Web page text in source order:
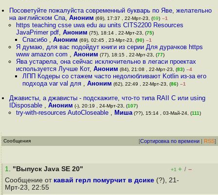
Посоветуйте пожалуйста современный букварь по Яве, желательно
на английском Спа,Аноним (69), 17:37 , 22-Мрт-23, (69) –1
https teaching csse uwa edu au units CITS2200 Resources
JavaPrimer pdf, Аноним (75), 18:14 , 22-Мрт-23, (75)
Спасибо , Аноним (69), 02:45 , 23-Мрт-23, (90) –1
Я думаю, для вас подойдут книги из серии Для дурачков https
www amazon com , Аноним (77), 18:15 , 22-Мрт-23, (77)
Ява устарела, она сейчас исключительно в легаси проектах
используется Лучше Кот, Аноним (84), 21:08 , 22-Мрт-23, (83) –4
ЛПП Кодеры со стажем часто недолюбливают Kotlin из-за его
подхода var val для , Аноним (62), 22:49 , 22-Мрт-23, (86) –1
Джависты, а джависты - подскажите, что-то типа RAII C или using
IDisposable ,Аноним (-), 20:19 , 24-Мрт-23, (107)
try-with-resources AutoCloseable , Миша(??), 15:14 , 03-Май-24, (111)
Сообщения [Сортировка по времени | RSS]
1. "Выпуск Java SE 20" +1 + / –
Сообщение от кавай герл помурчит в дсике (?), 21-
Мрт-23, 22:55